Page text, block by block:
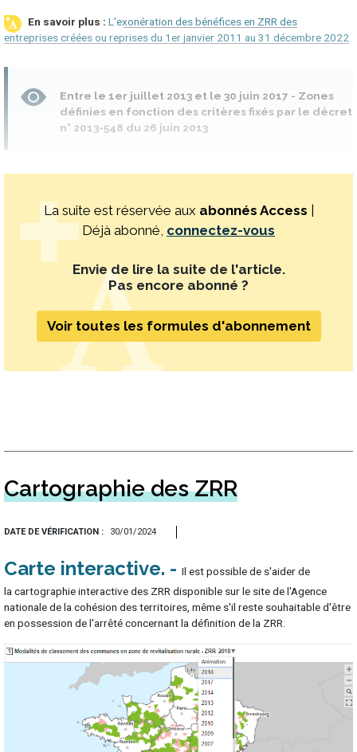
L'exonération des bénéfices en ZRR des
entreprises créées ou reprises du 1er janvier 2011 au 31 décembre 2022
Entre le 1er juillet 2013 et le 30 juin 2017 - Zones
définies en fonction des critères fixés par le décret
n° 2013-548 du 26 juin 2013
La suite est réservée aux abonnés Access
Déjà abonné, connectez-vous
Envie de lire la suite de l'article.
Pas encore abonné ?
Voir toutes les formules d'abonnement
Cartographie des ZRR
DATE DE VÉRIFICATION 30/01/2024
Carte interactive
Il est possible de s'aider de
la cartographie interactive des ZRR disponible sur le site de l'Agence
nationale de la cohésion des territoires, même s'il reste souhaitable d'être
en possession de l'arrêté concernant la définition de la ZRR.